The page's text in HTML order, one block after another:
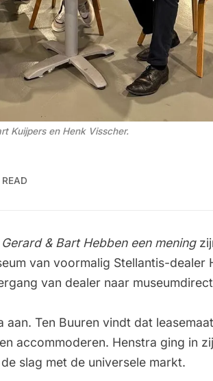
Kuijpers en Henk Visscher.
Gerard & Bart Hebben een mening
van voormalig Stellantis-dealer
van dealer naar
Ten Buuren vindt dat
accommoderen. Henstra ging in
slag met de universele markt.